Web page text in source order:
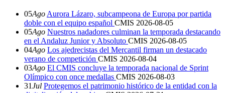
05Ago Aurora Lázaro, subcampeona de Europa por partida
doble con el equipo español CMIS 2026-08-05
05Ago Nuestros nadadores culminan la temporada destacando
en el Andaluz Junior y Absoluto CMIS 2026-08-05
04Ago Los ajedrecistas del Mercantil firman un destacado
verano de competición CMIS 2026-08-04
03Ago El CMIS concluye la temporada nacional de Sprint
Olímpico con once medallas CMIS 2026-08-03
31Jul Protegemos el patrimonio histórico de la entidad con la